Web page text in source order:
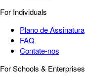
For Individuals
Plano de Assinatura
FAQ
Contate-nos
For Schools & Enterprises